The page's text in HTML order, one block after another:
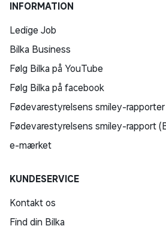
INFORMATION
Ledige Job
Bilka Business
Følg Bilka på YouTube
Følg Bilka på facebook
Fødevarestyrelsens smiley-rapporter
Fødevarestyrelsens smiley-rapport
e-mærket
KUNDESERVICE
Kontakt os
Find din Bilka